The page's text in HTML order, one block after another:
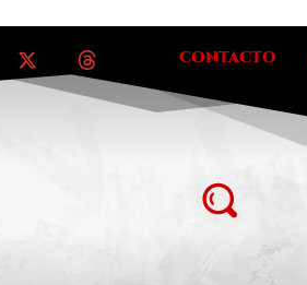
CONTACTO